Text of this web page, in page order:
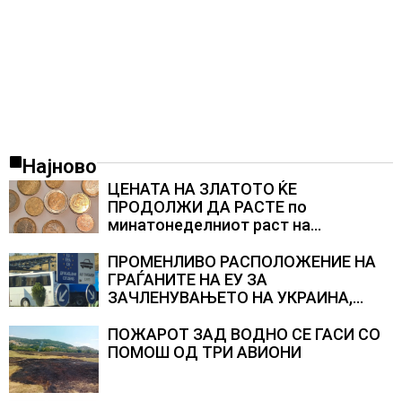
Најново
ЦЕНАТА НА ЗЛАТОТО ЌЕ
ПРОДОЛЖИ ДА РАСТЕ по
минатонеделниот раст на
ПРОМЕНЛИВО РАСПОЛОЖЕНИЕ НА
ГРАЃАНИТЕ НА ЕУ ЗА
ЗАЧЛЕНУВАЊЕТО НА УКРАИНА,
Полска, Франција и Германија
ПОЖАРОТ ЗАД ВОДНО СЕ ГАСИ СО
ПОМОШ ОД ТРИ АВИОНИ